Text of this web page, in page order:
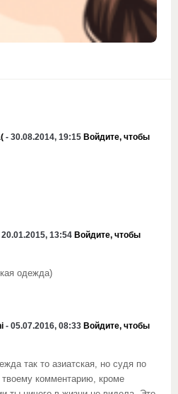
- 30.08.2014, 19:15 Войдите, чтобы
20.01.2015, 13:54 Войдите, чтобы
одежда)
- 05.07.2016, 08:33 Войдите, чтобы
так то азиатская, но судя по
твоему комментарию, кроме